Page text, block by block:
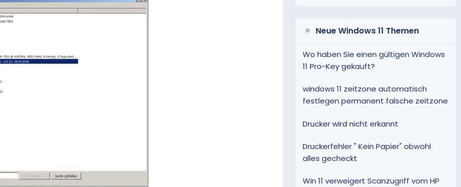
Neue Windows 11 Themen
Wo haben Sie einen gültigen Windows
11 Pro-Key gekauft?
windows 11 zeitzone automatisch
festlegen permanent falsche zeitzone
Drucker wird nicht erkannt
Druckerfehler " Kein Papier" obwohl
alles gecheckt
Win 11 verweigert Scanzugriff vom HP